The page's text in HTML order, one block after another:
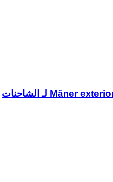
مقبض الباب Mâner exterior ușă dreapta لـ الشاحنات